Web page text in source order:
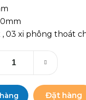
03 xi phông thoát
Đặt hàng